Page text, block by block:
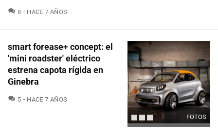
8 COMENTARIOS
HACE 7 AÑOS
FOTOS
smart forease+ concept: el
'mini roadster' eléctrico
estrena capota rígida en
Ginebra
5 COMENTARIOS
HACE 7 AÑOS